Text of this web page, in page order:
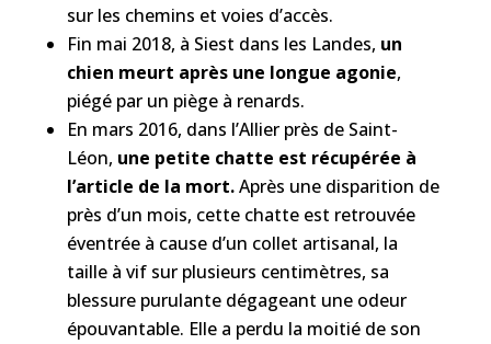
sur les chemins et voies d’accès.
Fin mai 2018, à Siest dans les Landes, un
chien meurt après une longue agonie,
piégé par un piège à renards.
En mars 2016, dans l’Allier près de Saint-
Léon, une petite chatte est récupérée à
l’article de la mort.Après une disparition de
près d’un mois, cette chatte est retrouvée
éventrée à cause d’un collet artisanal, la
taille à vif sur plusieurs centimètres, sa
blessure purulante dégageant une odeur
épouvantable. Elle a perdu la moitié de son